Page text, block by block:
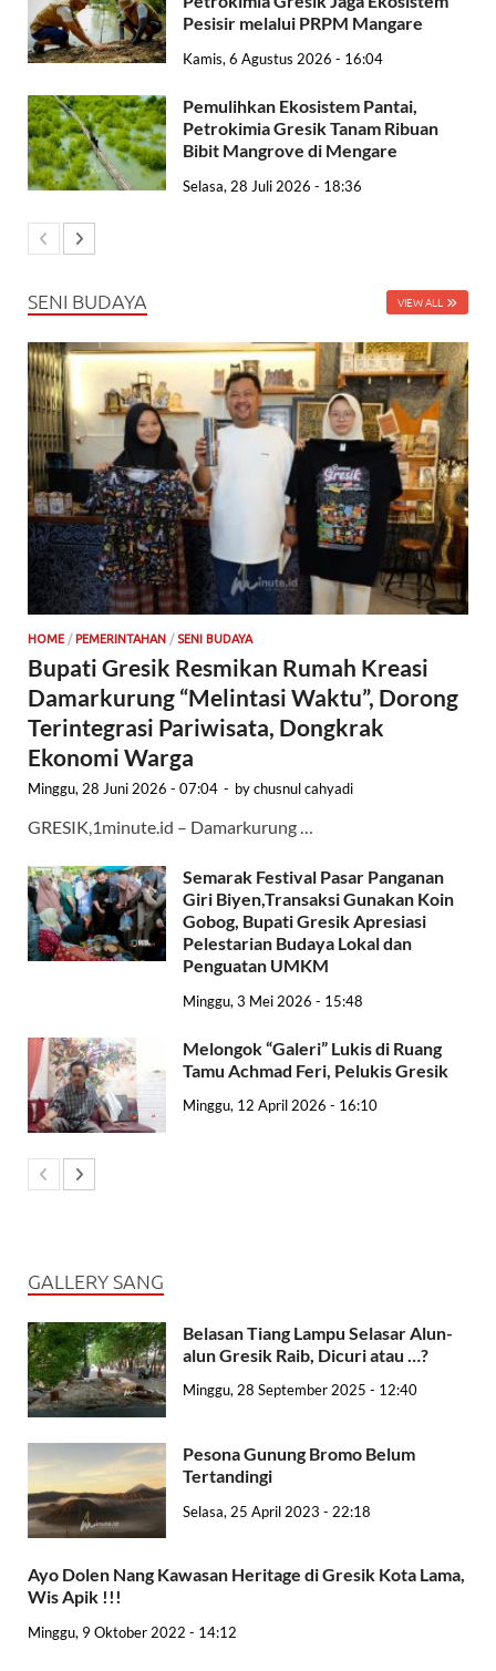
Pesisir melalui PRPM Mangare
Kamis, 6 Agustus 2026 - 16:04
Pemulihkan Ekosistem Pantai,
Petrokimia Gresik Tanam Ribuan
Bibit Mangrove di Mengare
Selasa, 28 Juli 2026 - 18:36
SENI BUDAYA VIEW ALL
HOME / PEMERINTAHAN / SENI BUDAYA
Bupati Gresik Resmikan Rumah Kreasi
Damarkurung “Melintasi Waktu”, Dorong
Terintegrasi Pariwisata, Dongkrak
Ekonomi Warga
Minggu, 28 Juni 2026 - 07:04 - bychusnul cahyadi
GRESIK,1minute.id – Damarkurung …
Semarak Festival Pasar Panganan
Giri Biyen,Transaksi Gunakan Koin
Gobog, Bupati Gresik Apresiasi
Pelestarian Budaya Lokal dan
Penguatan UMKM
Minggu, 3 Mei 2026 - 15:48
Melongok “Galeri” Lukis di Ruang
Tamu Achmad Feri, Pelukis Gresik
Minggu, 12 April 2026 - 16:10
GALLERY SANG
Belasan Tiang Lampu Selasar Alun-
alun Gresik Raib, Dicuri atau …?
Minggu, 28 September 2025 - 12:40
Pesona Gunung Bromo Belum
Tertandingi
Selasa, 25 April 2023 - 22:18
Ayo Dolen Nang Kawasan Heritage di Gresik Kota Lama,
Wis Apik !!!
Minggu, 9 Oktober 2022 - 14:12